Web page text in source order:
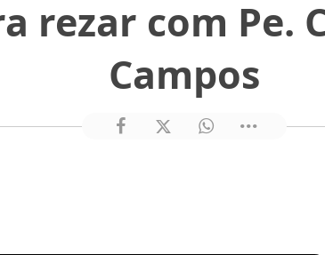
rezar com Pe.
Campos